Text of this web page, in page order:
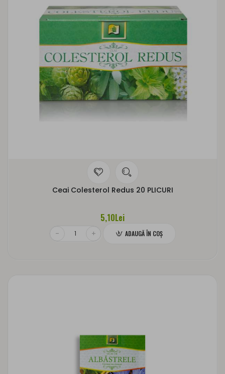
Ceai Colesterol Redus 20 PLICURI
5,10Lei
ADAUGĂ ÎN COŞ